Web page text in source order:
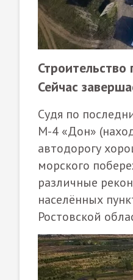
Строительство
Сейчас
Судя по
М-4 «Дон»
автодорогу
морского
различные
населённых
Ростовской